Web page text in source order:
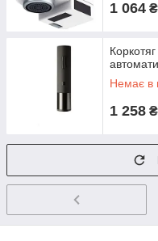
1 064 ₴
Немає в
1 258 ₴